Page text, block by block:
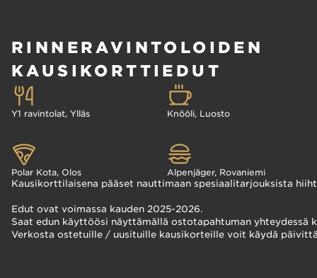
RINNERAVINTOLOIDEN
KAUSIKORTTIEDUT
Y1 ravintolat, Ylläs Knööli, Luosto
Polar Kota, Olos
Alpenjäger, Rovaniemi
Kausikorttilaisena pääset nauttimaan spesiaalitarjouksista
Edut ovat voimassa kauden 2025-2026.
Saat edun käyttöösi näyttämällä ostotapahtuman
Verkosta ostetuille / uusituille kausikorteille voit käydä